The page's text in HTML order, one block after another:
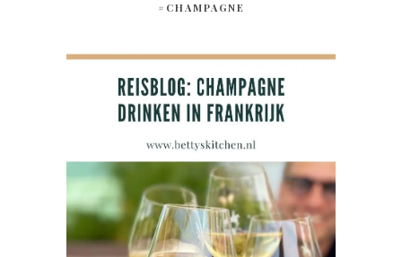
#CHAMPAGNE